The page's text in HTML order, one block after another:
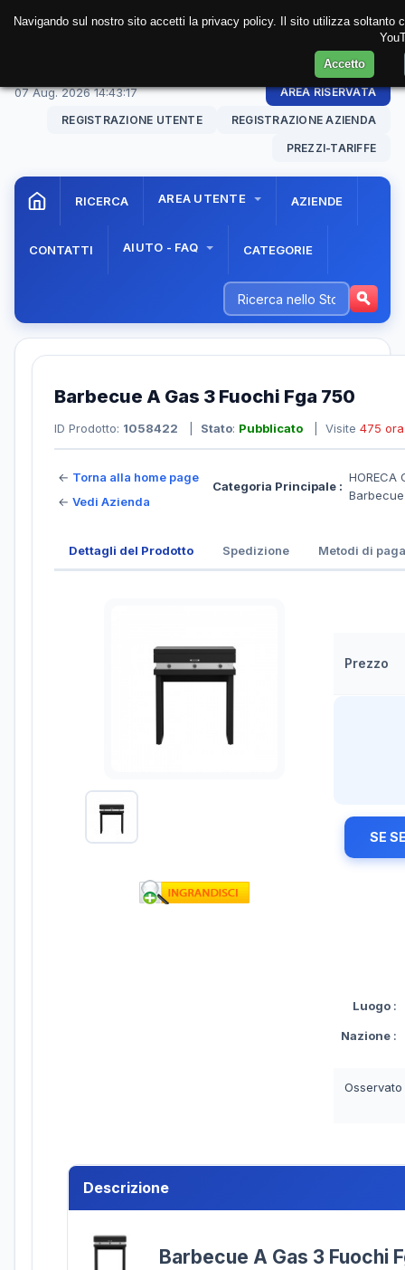
07 Aug. 202614:43:17 AREA RISERVATA
REGISTRAZIONE UTENTE REGISTRAZIONE AZIENDA
PREZZI-TARIFFE
RICERCA AREA UTENTE AZIENDE
CONTATTI AIUTO - FAQ CATEGORIE
Barbecue A Gas 3 Fuochi Fga 750
ID Prodotto: 1058422 Stato: Pubblicato | Visite 475 ora
← Torna alla home page
← Vedi Azienda
Categoria Principale :
Dettagli del Prodotto Spedizione Metodi di
Prezzo
SE
Luogo :
Nazione :
Descrizione
Barbecue A Gas 3 Fuochi
Navigando sul nostro sito accetti la privacy policy. Il sito utilizza
Accetto